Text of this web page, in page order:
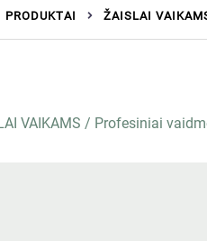
PRODUKTAI ŽAISLAI
VAIKAMS / Profesiniai